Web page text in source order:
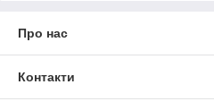
Про нас
Контакти